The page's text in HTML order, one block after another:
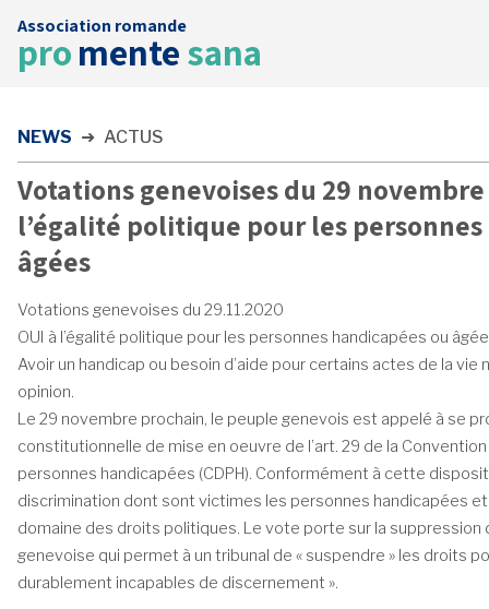
Association romande
promentesana
NEWS ➜ ACTUS
Votations genevoises du 29 novembre
l’égalité politique pour les
âgées
Votations genevoises du 29.11.2020
OUI à l’égalité politique pour les personnes handicapées ou
Avoir un handicap ou besoin d’aide pour certains actes de la vie
opinion.
Le 29 novembre prochain, le peuple genevois est appelé à se
constitutionnelle de mise en oeuvre de l’art. 29 de la
personnes handicapées (CDPH). Conformément à cette
discrimination dont sont victimes les personnes handicapées
domaine des droits politiques. Le vote porte sur la suppression
genevoise qui permet à un tribunal de « suspendre » les droits
durablement incapables de discernement ».